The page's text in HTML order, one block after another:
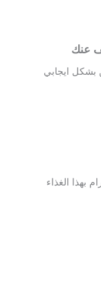
عنك
بشكل ايجابي
بهذا الغذاء